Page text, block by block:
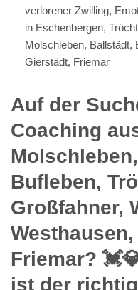
verlorener Zwilling,
in Eschenbergen,
Molschleben, Ballstädt,
Gierstädt, Friemar
Auf der
Coaching
Bufleben,
Großfahner,
Friemar?
ist der